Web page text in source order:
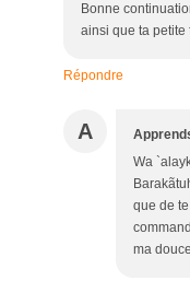
Bonne
ainsi que ta petite
Répondre
A
Wa
que de
ma douce